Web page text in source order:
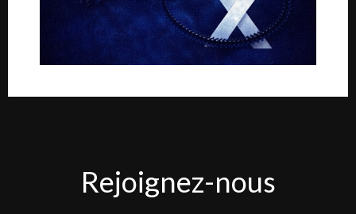
nous
Rejoignez-nous